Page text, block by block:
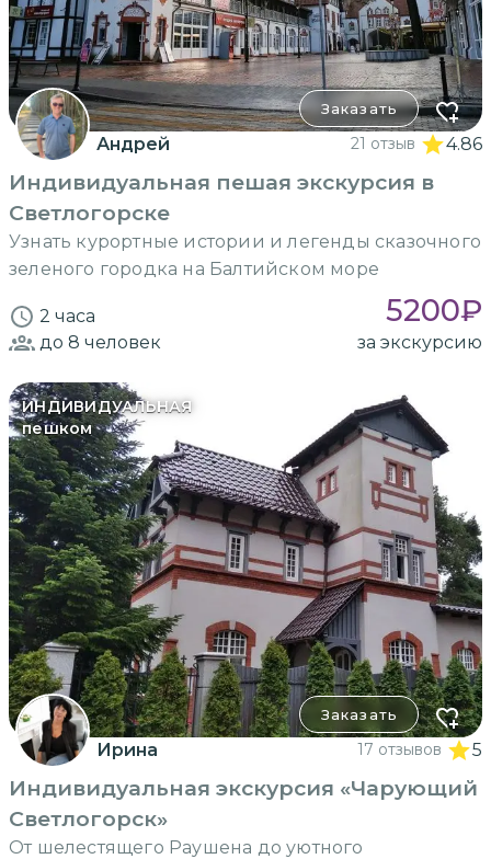
Заказать
Андрей 21 отзыв 4.86
Индивидуальная пешая экскурсия в
Светлогорске
Узнать курортные истории и легенды сказочного
зеленого городка на Балтийском море
2 часа 5200₽
до 8 человек за экскурсию
ИНДИВИДУАЛЬНАЯ
пешком
Заказать
Ирина 17 отзывов 5
Индивидуальная экскурсия «Чарующий
Светлогорск»
От шелестящего Раушена до уютного